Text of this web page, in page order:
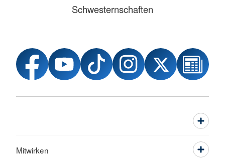
Schwesternschaften
Mitwirken